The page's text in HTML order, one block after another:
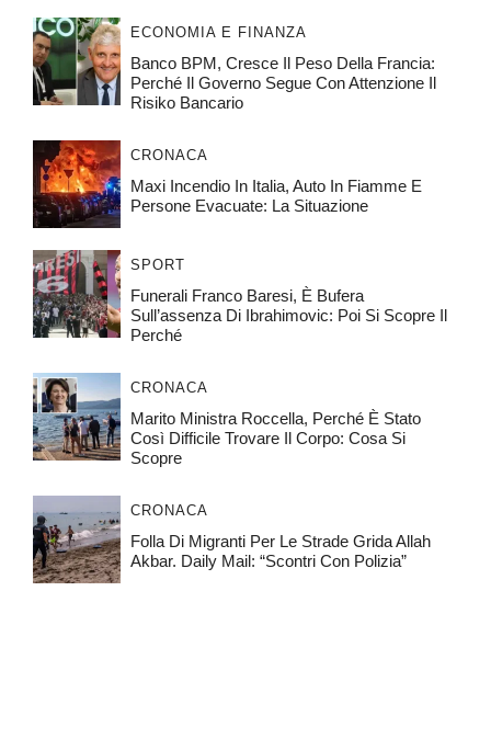
ECONOMIA E FINANZA
Banco BPM, Cresce Il Peso Della Francia:
Perché Il Governo Segue Con Attenzione Il
Risiko Bancario
CRONACA
Maxi Incendio In Italia, Auto In Fiamme E
Persone Evacuate: La Situazione
SPORT
Funerali Franco Baresi, È Bufera
Sull’assenza Di Ibrahimovic: Poi Si Scopre Il
Perché
CRONACA
Marito Ministra Roccella, Perché È Stato
Così Difficile Trovare Il Corpo: Cosa Si
Scopre
CRONACA
Folla Di Migranti Per Le Strade Grida Allah
Akbar. Daily Mail: “Scontri Con Polizia”